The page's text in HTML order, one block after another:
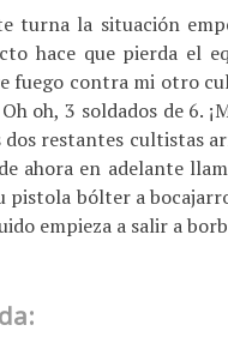
turna la situación
hace que pierda el
fuego contra mi otro
oh, 3 soldados de 6.
dos restantes cultistas
ahora en adelante
pistola bólter a
empieza a salir a